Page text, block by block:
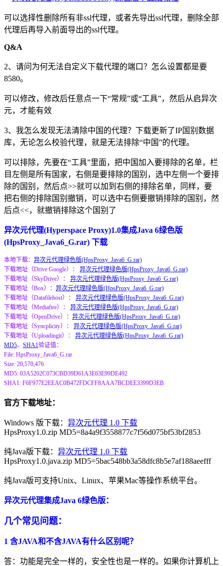
可以选择性删除所有非ssl代理，或者先导出ssl代理，删除全部
代理后再导入前面导出的ssl代理。
Q&A
2、请问为何无法自定义下载代理的端口？怎么设置都是要
8580。
可以修改，修改后任意点一下“常规”或“工具”，然后从启异次
元，才能有效
3、我怎么发现无法清除中国的代理？下载更新了IP国别数据
库，无论怎么校验代理，就是无法排除“中国”的代理。
可以排除，先要在“工具”里面，把中国加入要排除的名单，栏
目左侧是所有国家，右侧是要排除的国别，选中左侧一个要排
除的国别，然后点>>就可以加到右侧的排除名单，同样，要
把右侧的排除国别撤销，可以选中右侧要撤销排除的国别，然
后点<<，就撤销排除这个国别了
异次元代理(Hyperspace Proxy)1.0集成Java 6绿色版
(HpsProxy_Java6_G.rar) 下载
本地下载： 异次元代理绿色版(HpsProxy_Java6_G.rar)
下载地址（Drive Google）： 异次元代理绿色版(HpsProxy_Java6_G.rar)
下载地址（SkyDrive）： 异次元代理绿色版(HpsProxy_Java6_G.rar)
下载地址（Box）： 异次元代理绿色版(HpsProxy_Java6_G.rar)
下载地址（Datafilehost）： 异次元代理绿色版(HpsProxy_Java6_G.rar)
下载地址（Mediafire）： 异次元代理绿色版(HpsProxy_Java6_G.rar)
下载地址（OpenDrive）： 异次元代理绿色版(HpsProxy_Java6_G.rar)
下载地址（Syncplicity）： 异次元代理绿色版(HpsProxy_Java6_G.rar)
下载地址（Uploadingit）： 异次元代理绿色版(HpsProxy_Java6_G.rar)
MD5、 SHA1验证值：
File: HpsProxy_Java6_G.rar
Size: 20,570,476
MD5: 03A5202C073CBD39D61A3E63E99DE492
SHA1: F6F977E2EEAC0B472FDCFF8AAA7BCDEE3399D3EB
官方下载地址：
Windows 版下载： 异次元代理 1.0 下载
HpsProxy1.0.zip MD5=8a4a9f3558877c7f56d075bf53bf2853
纯Java版下载： 异次元代理 1.0 下载
HpsProxy1.0.java.zip MD5=5bac548bb3a58dfc8b5e7af188aeefff
纯Java版可支持Unix、Linux、苹果Mac等操作系统平台。
异次元代理集成Java 6绿色版：
几个常见问题：
1 含JAVA和不含JAVA有什么区别呢？
答：功能是完全一样的，安全性也是一样的。如果你计算机上